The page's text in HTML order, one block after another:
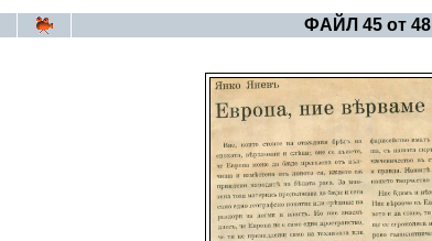
ФАЙЛ 45 от 48